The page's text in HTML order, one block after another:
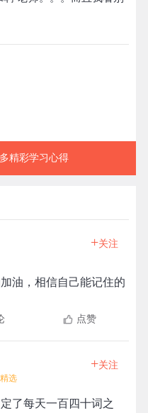
精彩学习心得
+关注
油，相信自己能记住的
点赞
精选
+关注
了每天一百四十词之